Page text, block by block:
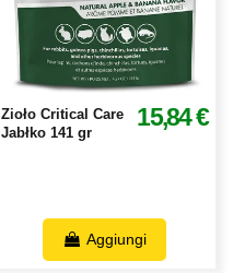
Zioło Critical Care
Jabłko 141 gr
15,84 €
Aggiungi